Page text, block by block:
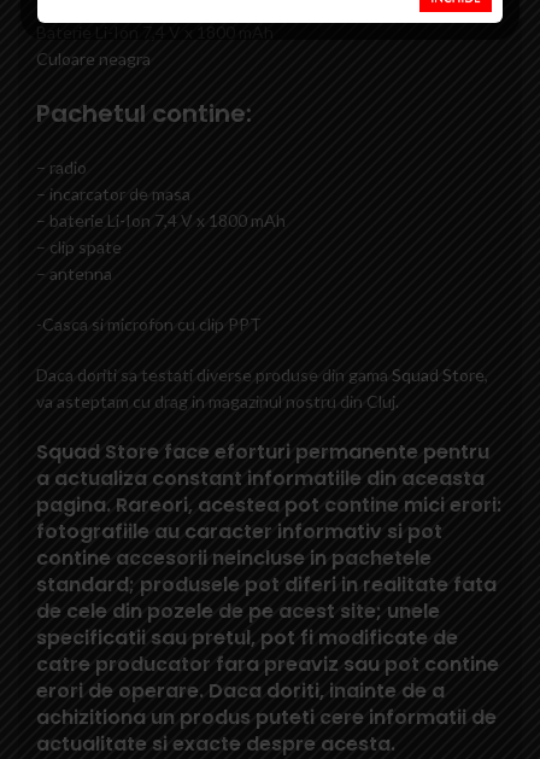
Culoare neagra
Pachetul contine:
– radio
– incarcator de masa
– baterie Li-Ion 7,4 V x 1800 mAh
– clip spate
– antenna
-Casca si microfon cu clip PPT
Daca doriti sa testati diverse produse din gama Squad Store,
va asteptam cu drag in magazinul nostru din Cluj.
Squad Store face eforturi permanente pentru
a actualiza constant informatiile din aceasta
pagina. Rareori, acestea pot contine mici erori:
fotografiile au caracter informativ si pot
contine accesorii neincluse in pachetele
standard; produsele pot diferi in realitate fata
de cele din pozele de pe acest site; unele
specificatii sau pretul, pot fi modificate de
catre producator fara preaviz sau pot contine
erori de operare. Daca doriti, inainte de a
achizitiona un produs puteti cere informatii de
actualitate si exacte despre acesta.